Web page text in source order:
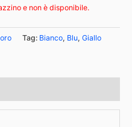
e non è disponibile.
Tag: Bianco, Blu, Giallo